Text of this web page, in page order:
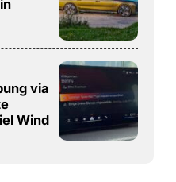
via
Wind